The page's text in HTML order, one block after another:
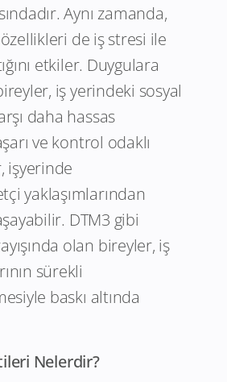
Aynı zamanda,
de iş stresi ile
etkiler. Duygulara
iş yerindeki sosyal
daha hassas
ve kontrol odaklı
işyerinde
yaklaşımlarından
DTM3 gibi
olan bireyler, iş
sürekli
baskı altında
Nelerdir?